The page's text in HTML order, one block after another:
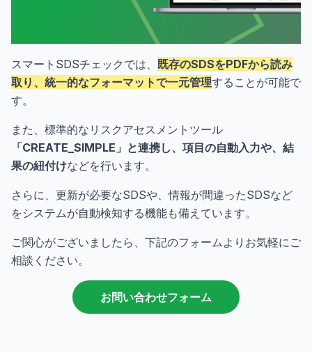
スマートSDSチェックでは、 既存のSDSをPDFから読み
取り、統一的なフォーマットで一元管理することが可能で
す。
また、標準的なリスクアセスメントツール
「CREATE_SIMPLE」と連携し、項目の自動入力や、結
果の紐付けなどを行います。
さらに、更新が必要なSDSや、情報が間違ったSDSなど
をシステムが自動検知する機能も備えています。
ご関心がございましたら、下記のフォームよりお気軽にご
相談ください。
お問い合わせフォーム